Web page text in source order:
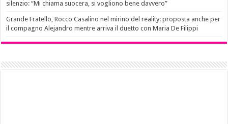
silenzio: “Mi chiama suocera, si vogliono bene davvero”
Grande Fratello, Rocco Casalino nel mirino del reality: proposta anche per
il compagno Alejandro mentre arriva il duetto con Maria De Filippi